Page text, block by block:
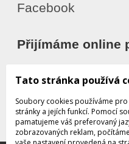
Facebook
Přijímáme online
Tato stránka používá
Soubory cookies používáme
stránky a jejích funkcí. Pomocí
pamatujeme váš preferovaný
zobrazovaných reklam,